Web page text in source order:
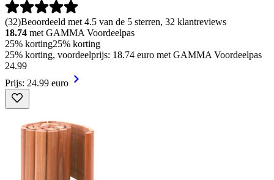
(32)Beoordeeld met 4.5 van de 5 sterren, 32 klantreviews
18.74 met GAMMA Voordeelpas
25% korting25% korting
25% korting, voordeelprijs: 18.74 euro met GAMMA Voordeelpas
24.99
Prijs: 24.99 euro